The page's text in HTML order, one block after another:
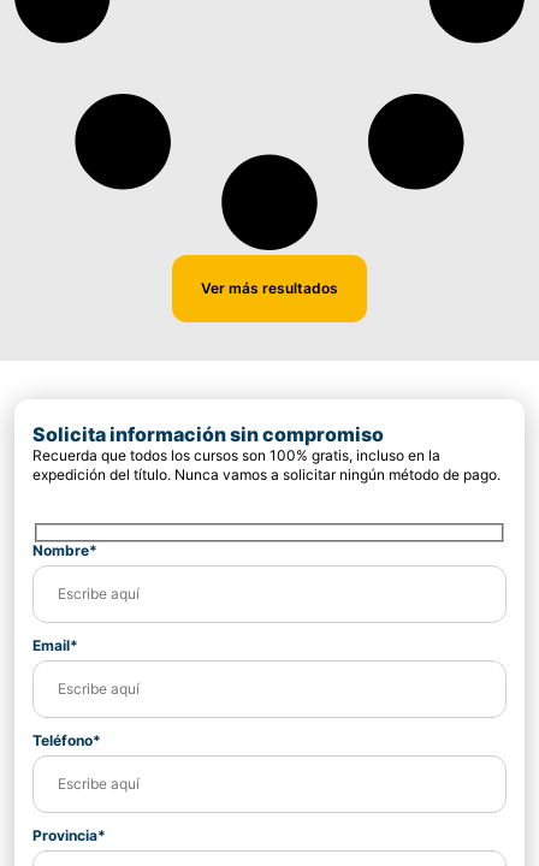
Ver más resultados
Solicita información sin compromiso
Recuerda que todos los cursos son 100% gratis, incluso en la
expedición del título. Nunca vamos a solicitar ningún método de pago.
Nombre*
Email*
Teléfono*
Provincia*